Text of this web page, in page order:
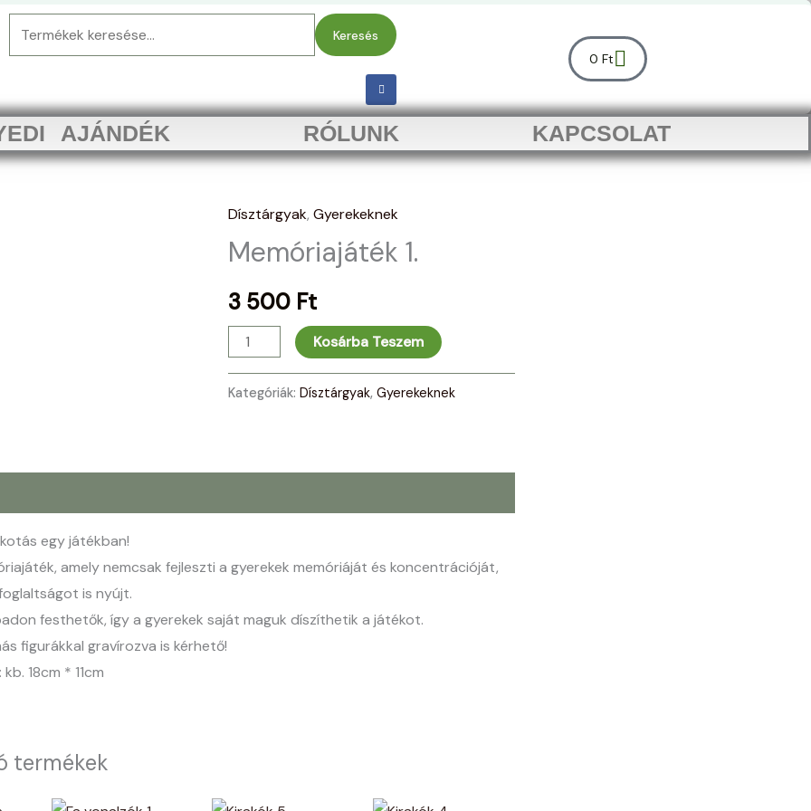
Keresés
a
Keresés
F
a
e
o
k
-
0FtKosár
AJÁNDÉK RÓLUNK KAPCSOLAT
Dísztárgyak, Gyerekeknek
Memóriajáték 1.
3 500 Ft
Memóriajáték
1.
Kosárba Teszem
Kategóriák: Dísztárgyak, Gyerekeknek
egy játékban!
amely nemcsak fejleszti a gyerekek memóriáját és koncentrációját,
is nyújt.
festhetők, így a gyerekek saját maguk díszíthetik a játékot.
figurákkal gravírozva is kérhető!
18cm * 11cm
termékek